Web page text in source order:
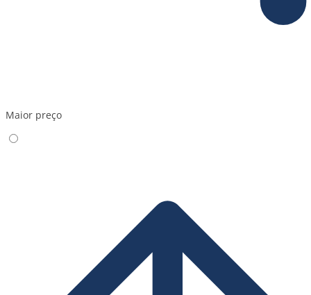
Maior preço